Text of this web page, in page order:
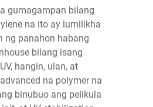
gumagampan bilang
na ito ay lumilikha
ng panahon habang
bilang isang
hangin, ulan, at
na polymer na
binubuo ang pelikula